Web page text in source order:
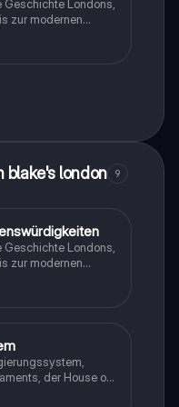
Londons,
zur modernen
wichtige
Bridge, Big Ben
Kultur
blake's london 9
Londons,
zur modernen
wichtige
Bridge, Big Ben
Kultur
der House of
der Funktionen